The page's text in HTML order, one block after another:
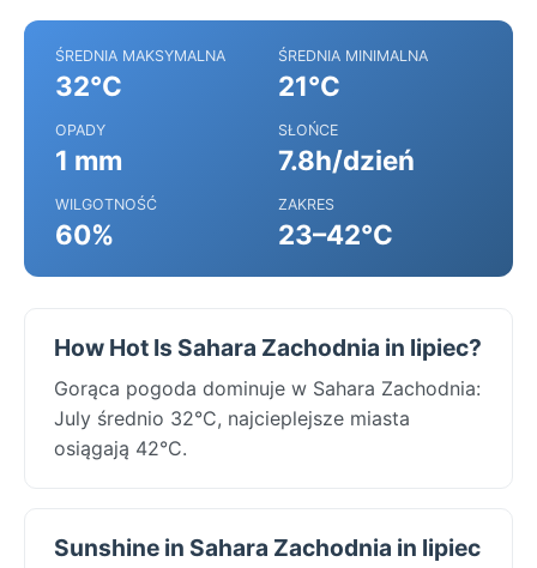
ŚREDNIA MAKSYMALNA
32°C
ŚREDNIA MINIMALNA
21°C
OPADY
1 mm
SŁOŃCE
7.8h/dzień
WILGOTNOŚĆ
60%
ZAKRES
23–42°C
How Hot Is Sahara Zachodnia in lipiec?
Gorąca pogoda dominuje w Sahara Zachodnia:
July średnio 32°C, najcieplejsze miasta
osiągają 42°C.
Sunshine in Sahara Zachodnia in lipiec